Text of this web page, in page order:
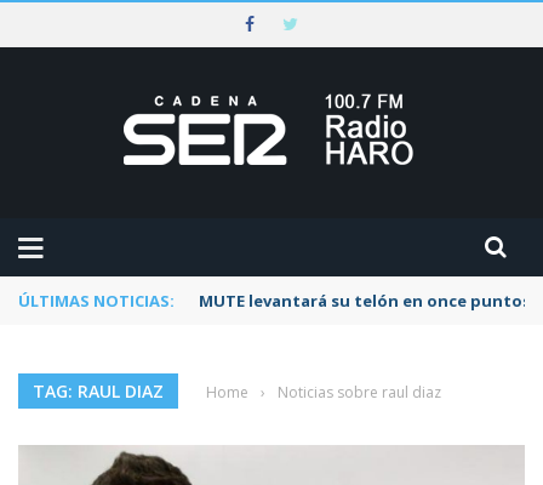
ÚLTIMAS NOTICIAS: MUTE levantará su telón en once puntos
TAG: RAUL DIAZ Home › Noticias sobre raul diaz